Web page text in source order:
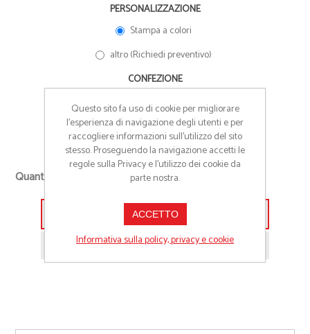
PERSONALIZZAZIONE
Stampa a colori
altro (Richiedi preventivo)
CONFEZIONE
NESSUNA (fornito sfuso)
BUSTA TRASPARENTE
Quantità richiesta
+
-
Aggiungi alla lista preventivo
Richiedi informazioni prodotto
Questo sito fa uso di cookie per migliorare
l’esperienza di navigazione degli utenti e per
raccogliere informazioni sull’utilizzo del sito
stesso. Proseguendo la navigazione accetti le
regole sulla Privacy e l'utilizzo dei cookie da
parte nostra.
ACCETTO
Informativa sulla policy, privacy e cookie